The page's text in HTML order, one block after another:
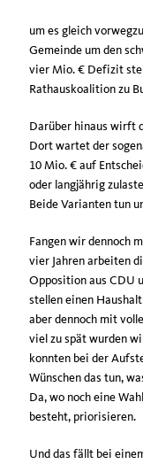
um es gleich
Gemeinde um den
vier Mio. € Defizit
Rathauskoalition zu
Darüber hinaus wirft
Dort wartet der
10 Mio. € auf
oder langjährig
Beide Varianten tun
Fangen wir dennoch
vier Jahren arbeiten
Opposition aus CDU
stellen einen
aber dennoch mit
viel zu spät wurden
konnten bei der
Wünschen das tun,
Da, wo noch eine
besteht, priorisieren.
Und das fällt bei